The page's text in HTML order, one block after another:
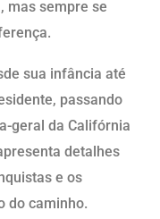
mas sempre se
sua infância até
passando
geral da Califórnia
detalhes
e os
do caminho.